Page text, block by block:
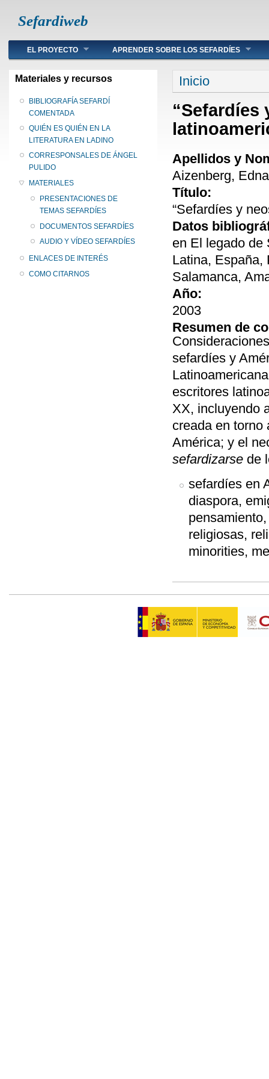
Sefardiweb
Main menu
EL PROYECTO APRENDER SOBRE LOS SEFARDÍES
Materiales y recursos
BIBLIOGRAFÍA SEFARDÍ
COMENTADA
QUIÉN ES QUIÉN EN LA
LITERATURA EN LADINO
CORRESPONSALES DE ÁNGEL
PULIDO
MATERIALES
PRESENTACIONES DE
TEMAS SEFARDÍES
DOCUMENTOS SEFARDÍES
AUDIO Y VÍDEO SEFARDÍES
ENLACES DE INTERÉS
COMO CITARNOS
Se encuentra
Inicio
“Sefardíes
Apellidos y
Aizenberg, Edna
Título:
“Sefardíes y
Datos
en El legado de
Latina, España,
Salamanca,
Año:
2003
Resumen de
sefardíes y
escritores
XX, incluyendo
creada en torno
América; y el
sefardizarse de
sefardíes en
diaspora,
religiosas,
minorities,